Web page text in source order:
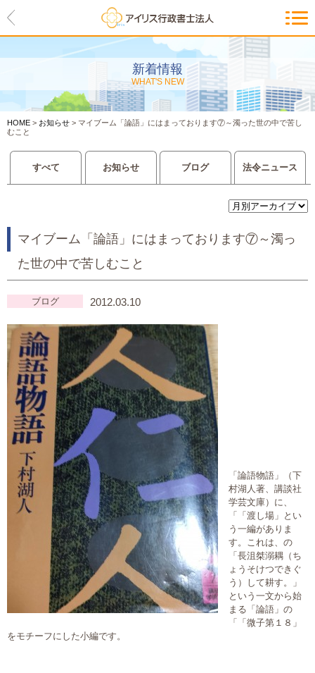
新着情報
WHAT'S NEW
HOME > お知らせ > マイブーム「論語」にはまっております⑦～濁った世の中で苦し
むこと
すべて お知らせ ブログ 法令ニュース
マイブーム「論語」にはまっております⑦～濁っ
た世の中で苦しむこと
ブログ 2012.03.10
「論語物語」（下
村湖人著、講談社
学芸文庫）に、
「「渡し場」とい
う一編がありま
す。これは、の
「長沮桀溺耦（ち
ょうそけつできぐ
う）して耕す。」
という一文から始
まる「論語」の
「「微子第１８」
をモチーフにした小編です。
HOME
アイリスの紹介
代表ご挨拶・経営理念・アイリス
のお約束
会社概要・アクセスマップ
サービス一覧
入管等外国人各種手続き
建設業許可申請
大切な書類作成サポート
その他各種手続き
費用の目安
実績一覧
お客様の声
よくあるご質問
採用情報・パートナー募集
新着情報
お問い合わせ